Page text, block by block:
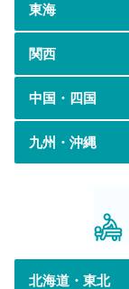
東海
関西
中国・四国
九州・沖縄
北海道・東北